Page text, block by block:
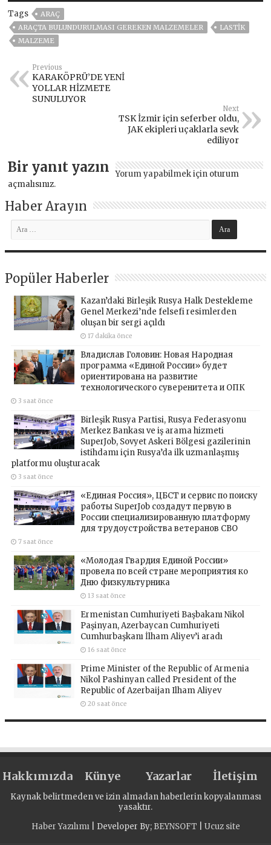
Tags
ARAÇ
ARAÇTA BULUNDURULMASI GEREKEN MALZEMELER
LASTIK
MALZEME
Previous
KARAKÖPRÜ’DE YENİ
YOLLAR HİZMETE
SUNULUYOR
Next
TSK İzmir için seferber oldu,
JAK ekipleri uçaklarla sevk
ediliyor
Bir yanıt yazın Yorum yapabilmek için oturum
açmalısınız.
Haber Arayın
Popüler Haberler
Kazan’daki Birleşik Rusya Halk Destekleme
Genel Merkezi’nde felsefi resimlerden
oluşan bir sergi açıldı
17 dakika önce
Владислав Головин: Новая Народная
программа «Единой России» будет
ориентирована на развитие
технологического суверенитета и ОПК
3 saat önce
Birleşik Rusya Partisi, Rusya Federasyonu
Merkez Bankası ve iş arama hizmeti
SuperJob, Sovyet Askeri Bölgesi gazilerinin
istihdamı için Rusya’da ilk uzmanlaşmış
platformu oluşturacak
3 saat önce
«Единая Россия», ЦБСТ и сервис по поиску
работы SuperJob создадут первую в
России специализированную платформу
для трудоустройства ветеранов СВО
7 saat önce
«Молодая Гвардия Единой России»
провела по всей стране мероприятия ко
Дню физкультурника
13 saat önce
Ermenistan Cumhuriyeti Başbakanı Nikol
Paşinyan, Azerbaycan Cumhuriyeti
Cumhurbaşkanı İlham Aliyev’i aradı
16 saat önce
Prime Minister of the Republic of Armenia
Nikol Pashinyan called President of the
Republic of Azerbaijan Ilham Aliyev
20 saat önce
Hakkımızda Künye Yazarlar İletişim
Kaynak belirtmeden ve izin almadan haberlerin kopyalanması
yasaktır.
Haber Yazılımı| Developer By; BEYNSOFT Ucuz site